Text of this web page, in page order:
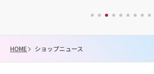
HOME ショップニュース